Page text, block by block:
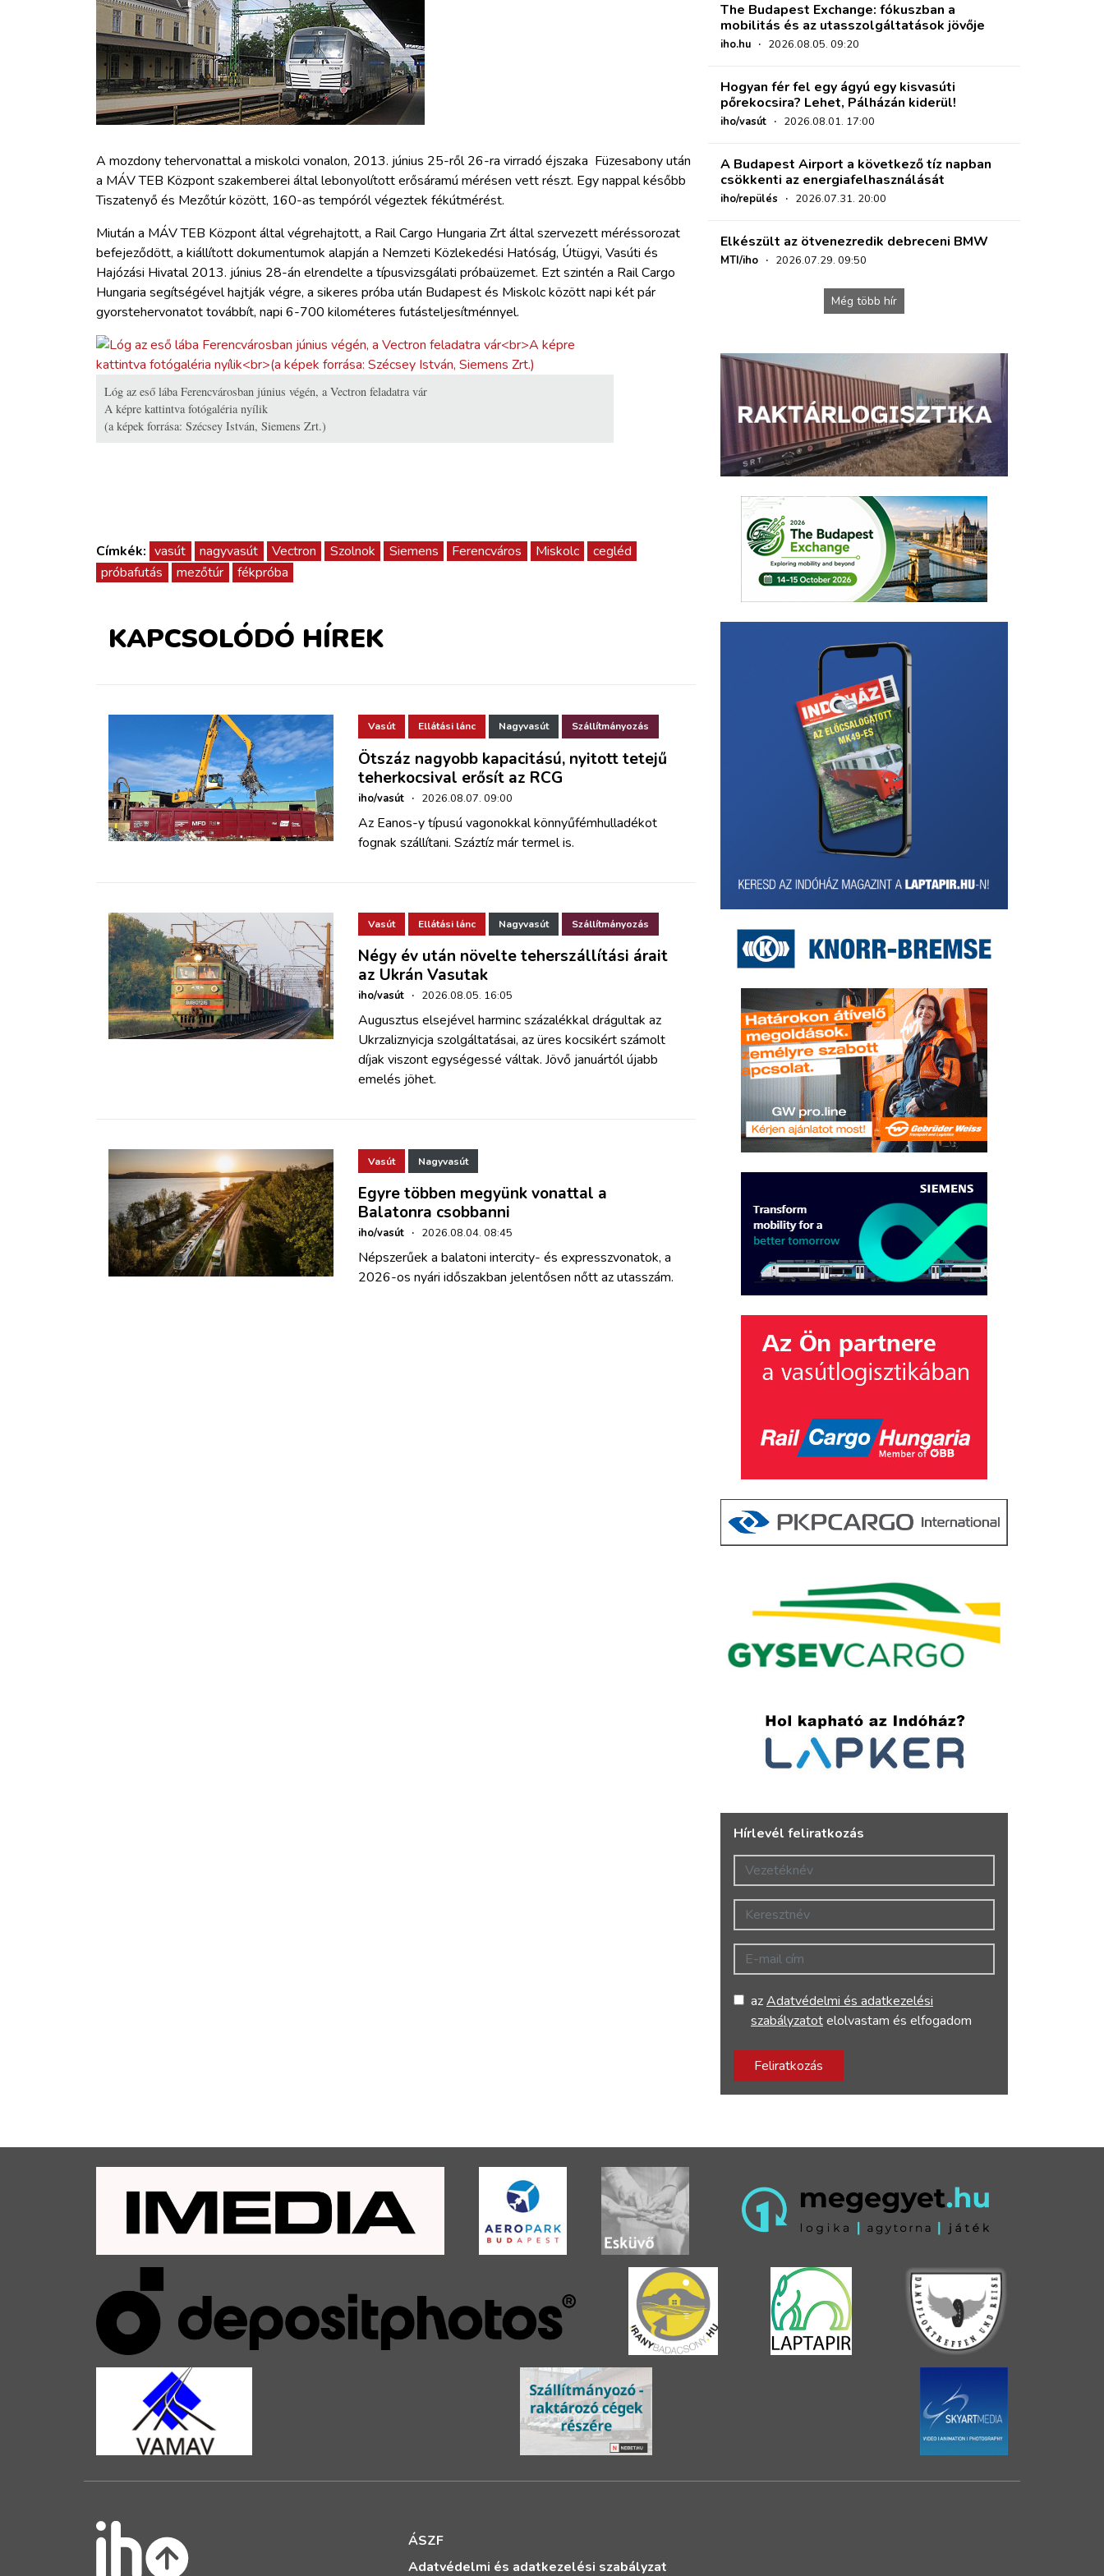
HAJÓZÁS
WEBSHOP
BELÉPÉS
REGISZTRÁCIÓ
A mozdony tehervonattal a miskolci vonalon, 2013. június 25-ről 26-ra virradó éjszaka Füzesabony után
a MÁV TEB Központ szakemberei által lebonyolított erősáramú mérésen vett részt. Egy nappal később
Tiszatenyő és Mezőtúr között, 160-as tempóról végeztek fékútmérést.
Miután a MÁV TEB Központ által végrehajtott, a Rail Cargo Hungaria Zrt által szervezett méréssorozat
befejeződött, a kiállított dokumentumok alapján a Nemzeti Közlekedési Hatóság, Útügyi, Vasúti és
Hajózási Hivatal 2013. június 28-án elrendelte a típusvizsgálati próbaüzemet. Ezt szintén a Rail Cargo
Hungaria segítségével hajtják végre, a sikeres próba után Budapest és Miskolc között napi két pár
gyorstehervonatot továbbít, napi 6-700 kilométeres futásteljesítménnyel.
Lóg az eső lába Ferencvárosban június végén, a Vectron feladatra vár
A képre kattintva fotógaléria nyílik
(a képek forrása: Szécsey István, Siemens Zrt.)
Címkék: vasút nagyvasút Vectron Szolnok Siemens Ferencváros Miskolc
cegléd
próbafutás
mezőtúr fékpróba
KAPCSOLÓDÓ HÍREK
Vasút Ellátási lánc Nagyvasút Szállítmányozás
Ötszáz nagyobb kapacitású, nyitott tetejű
teherkocsival erősít az RCG
iho/vasút · 2026.08.07. 09:00
Az Eanos-y típusú vagonokkal könnyűfémhulladékot
fognak szállítani. Száztíz már termel is.
Vasút Ellátási lánc Nagyvasút Szállítmányozás
Négy év után növelte teherszállítási árait
az Ukrán Vasutak
iho/vasút · 2026.08.05. 16:05
Augusztus elsejével harminc százalékkal drágultak az
Ukrzaliznyicja szolgáltatásai, az üres kocsikért számolt
díjak viszont egységessé váltak. Jövő januártól újabb
emelés jöhet.
Vasút Nagyvasút
Egyre többen megyünk vonattal a
Balatonra csobbanni
iho/vasút · 2026.08.04. 08:45
Népszerűek a balatoni intercity- és expresszvonatok, a
2026-os nyári időszakban jelentősen nőtt az utasszám.
The Budapest Exchange: fókuszban a
mobilitás és az utasszolgáltatások jövője
iho.hu · 2026.08.05. 09:20
Hogyan fér fel egy ágyú egy kisvasúti
pőrekocsira? Lehet, Pálházán kiderül!
iho/vasút · 2026.08.01. 17:00
A Budapest Airport a következő tíz napban
csökkenti az energiafelhasználását
iho/repülés · 2026.07.31. 20:00
Elkészült az ötvenezredik debreceni BMW
MTI/iho · 2026.07.29. 09:50
Még több hír
Hírlevél feliratkozás
Vezetéknév
Keresztnév
E-mail cím
azAdatvédelmi és adatkezelési
szabályzatotelolvastam és elfogadom
Feliratkozás
ÁSZF
Adatvédelmi és adatkezelési szabályzat